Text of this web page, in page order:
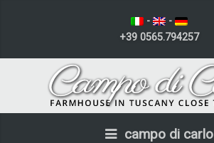
-
-
+39 0565.794257
campo di carlo